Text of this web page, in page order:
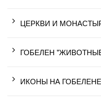
ЦЕРКВИ И
ГОБЕЛЕН
ИКОНЫ НА ГОБЕЛЕНЕ